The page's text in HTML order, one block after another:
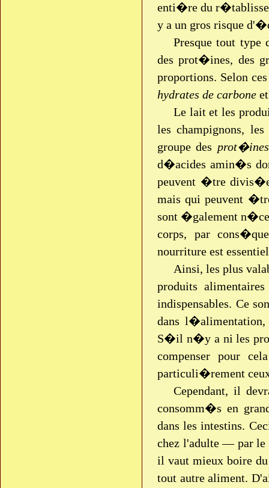
enti�re du
y a un gros risque
Presque tout
des prot�ines, des
proportions. Selon
hydrates de carbone
Le lait et les
les champignons,
groupe des prot�ines
d�acides amin�s
peuvent �tre
mais qui peuvent
sont �galement
corps, par
nourriture est
Ainsi, les plus
produits
indispensables. Ce
dans
S�il n�y a ni les
compenser pour
particuli�rement
Cependant, il
consomm�s en
dans les intestins.
chez l'adulte — par le
il vaut mieux boire
tout autre aliment.